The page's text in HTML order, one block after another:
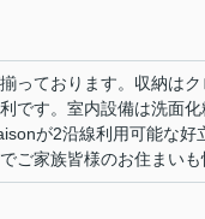
っております。収納は
です。室内設備は洗面
が2沿線利用可能な
ご家族皆様のお住まいも